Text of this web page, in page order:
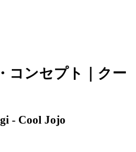
コンセプト｜クー
- Cool Jojo